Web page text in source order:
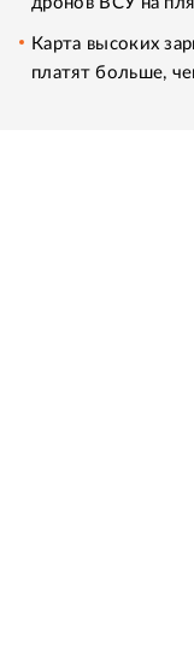
Карта высоких
платят больше,